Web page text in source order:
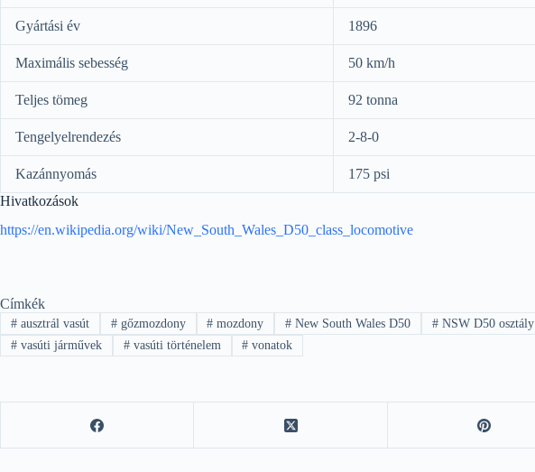
Gyártási év 1896
Maximális sebesség 50 km/h
Teljes tömeg 92 tonna
Tengelyelrendezés 2-8-0
Kazánnyomás
175 psi
Hivatkozások
https://en.wikipedia.org/wiki/New_South_Wales_D50_class_locomotive
Címkék
#ausztrál vasút #gőzmozdony # mozdony # New South Wales D50 # NSW D50 osztály
#vasúti járművek #vasúti történelem # vonatok